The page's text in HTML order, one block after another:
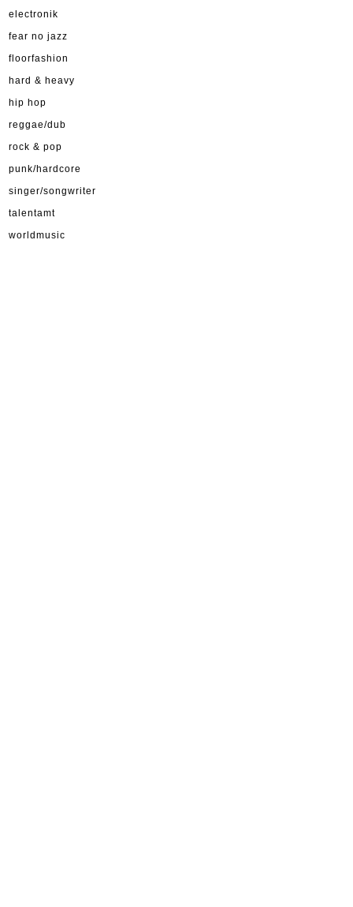
electronik
fear no jazz
floorfashion
hard & heavy
hip hop
reggae/dub
rock & pop
punk/hardcore
singer/songwriter
talentamt
worldmusic